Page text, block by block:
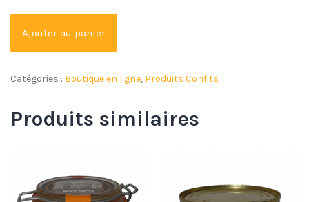
Ajouter au panier
Catégories : Boutique en ligne, Produits Confits
Produits similaires